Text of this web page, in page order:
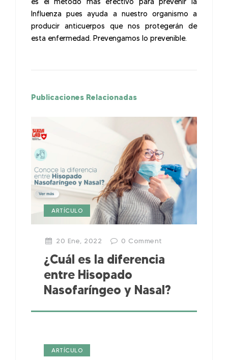
Influenza pues ayuda a nuestro organismo a
producir anticuerpos que nos protegerán de
esta enfermedad. Prevengamos lo prevenible.
Publicaciones Relacionadas
ARTÍCULO
20 Ene, 2022 0 Comment
¿Cuál es la diferencia
entre Hisopado
Nasofaríngeo y Nasal?
ARTÍCULO